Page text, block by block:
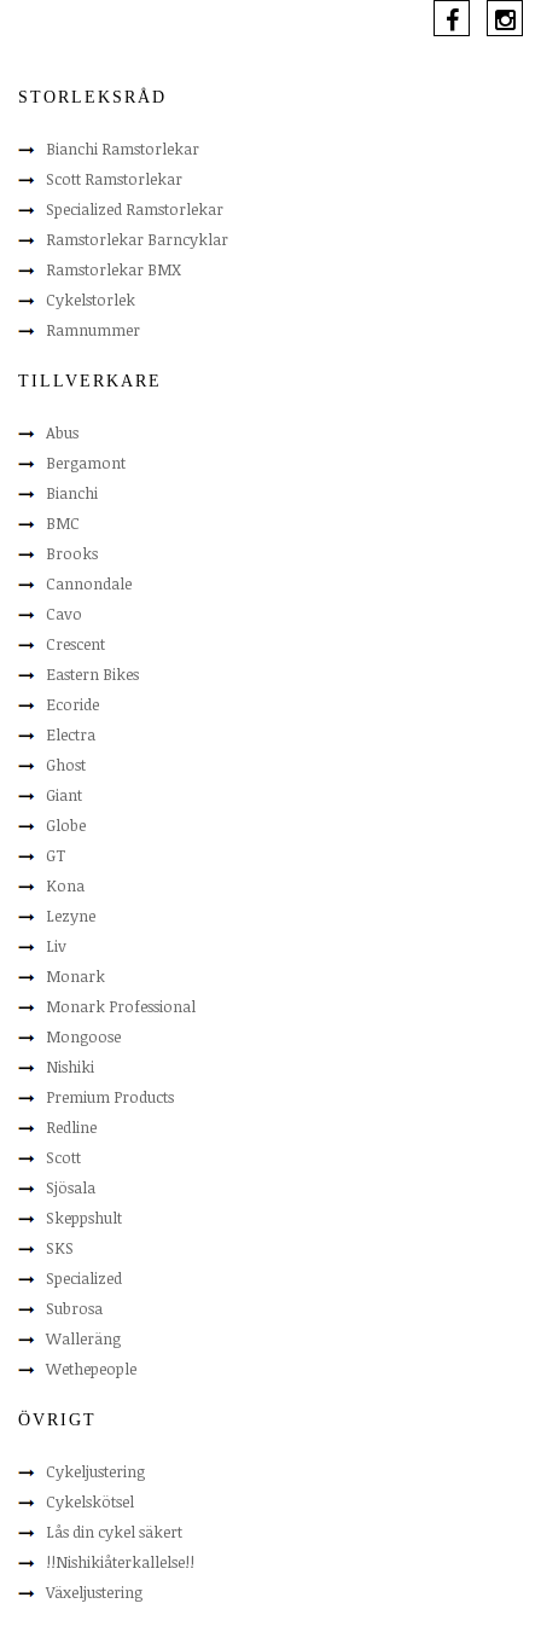
STORLEKSRÅD
Bianchi Ramstorlekar
Scott Ramstorlekar
Specialized Ramstorlekar
Ramstorlekar Barncyklar
Ramstorlekar BMX
Cykelstorlek
Ramnummer
TILLVERKARE
Abus
Bergamont
Bianchi
BMC
Brooks
Cannondale
Cavo
Crescent
Eastern Bikes
Ecoride
Electra
Ghost
Giant
Globe
GT
Kona
Lezyne
Liv
Monark
Monark Professional
Mongoose
Nishiki
Premium Products
Redline
Scott
Sjösala
Skeppshult
SKS
Specialized
Subrosa
Walleräng
Wethepeople
ÖVRIGT
Cykeljustering
Cykelskötsel
Lås din cykel säkert
!!Nishikiåterkallelse!!
Växeljustering